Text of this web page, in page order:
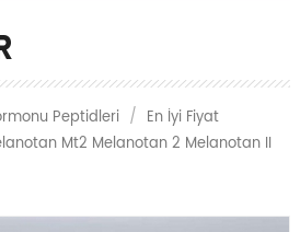
Peptidleri / En İyi Fiyat
Mt2 Melanotan 2 Melanotan II